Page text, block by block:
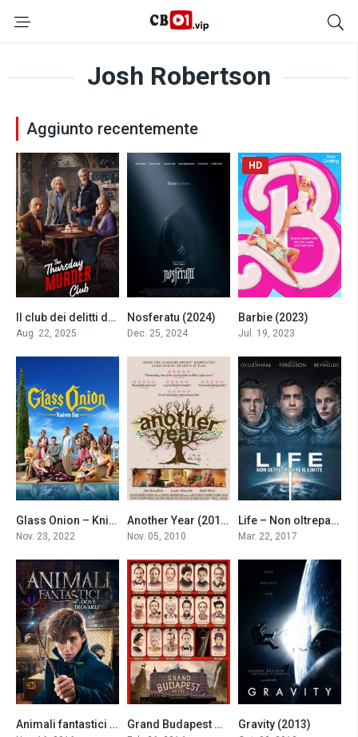
Josh Robertson
Aggiunto recentemente
0Il club dei delitti del giovedì (2025)
Aug. 22, 2025
7.8
Nosferatu (2024)
Dec. 25, 2024
HD
Barbie (2023)
Jul. 19, 2023
8Glass Onion – Knives Out (2022)
Nov. 23, 2022
7.4Another Year (2010)
Nov. 05, 2010
6.6Life – Non oltrepassare il limite (2017)
Mar. 22, 2017
7.3Animali fantastici e dove trovarli (2016) 8.1
Grand Budapest Hotel (2014) Gravity (2013)